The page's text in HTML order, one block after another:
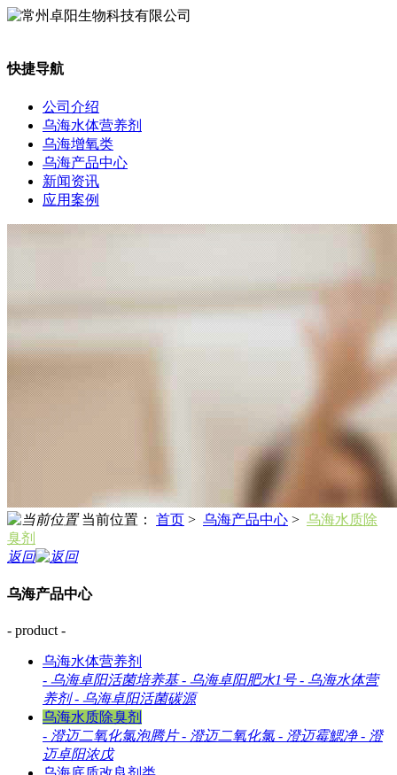
快捷导航
公司介绍
乌海水体营养剂
乌海增氧类
乌海产品中心
新闻资讯
应用案例
当前位置： 首页 > 乌海产品中心 > 乌海水质除
臭剂
返回
乌海产品中心
- product -
乌海水体营养剂
- 乌海卓阳活菌培养基 - 乌海卓阳肥水1号 - 乌海水体营
养剂 - 乌海卓阳活菌碳源
乌海水质除臭剂
- 澄迈二氧化氯泡腾片 - 澄迈二氧化氯 - 澄迈霉鰓净 - 澄
迈卓阳浓戊